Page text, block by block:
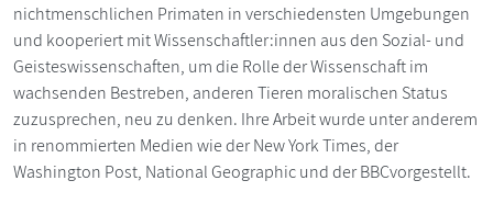
nichtmenschlichen Primaten in verschiedensten Umgebungen
und kooperiert mit Wissenschaftler:innen aus den Sozial- und
Geisteswissenschaften, um die Rolle der Wissenschaft im
wachsenden Bestreben, anderen Tieren moralischen Status
zuzusprechen, neu zu denken. Ihre Arbeit wurde unter anderem
in renommierten Medien wie der New York Times, der
Washington Post, National Geographic und der BBCvorgestellt.